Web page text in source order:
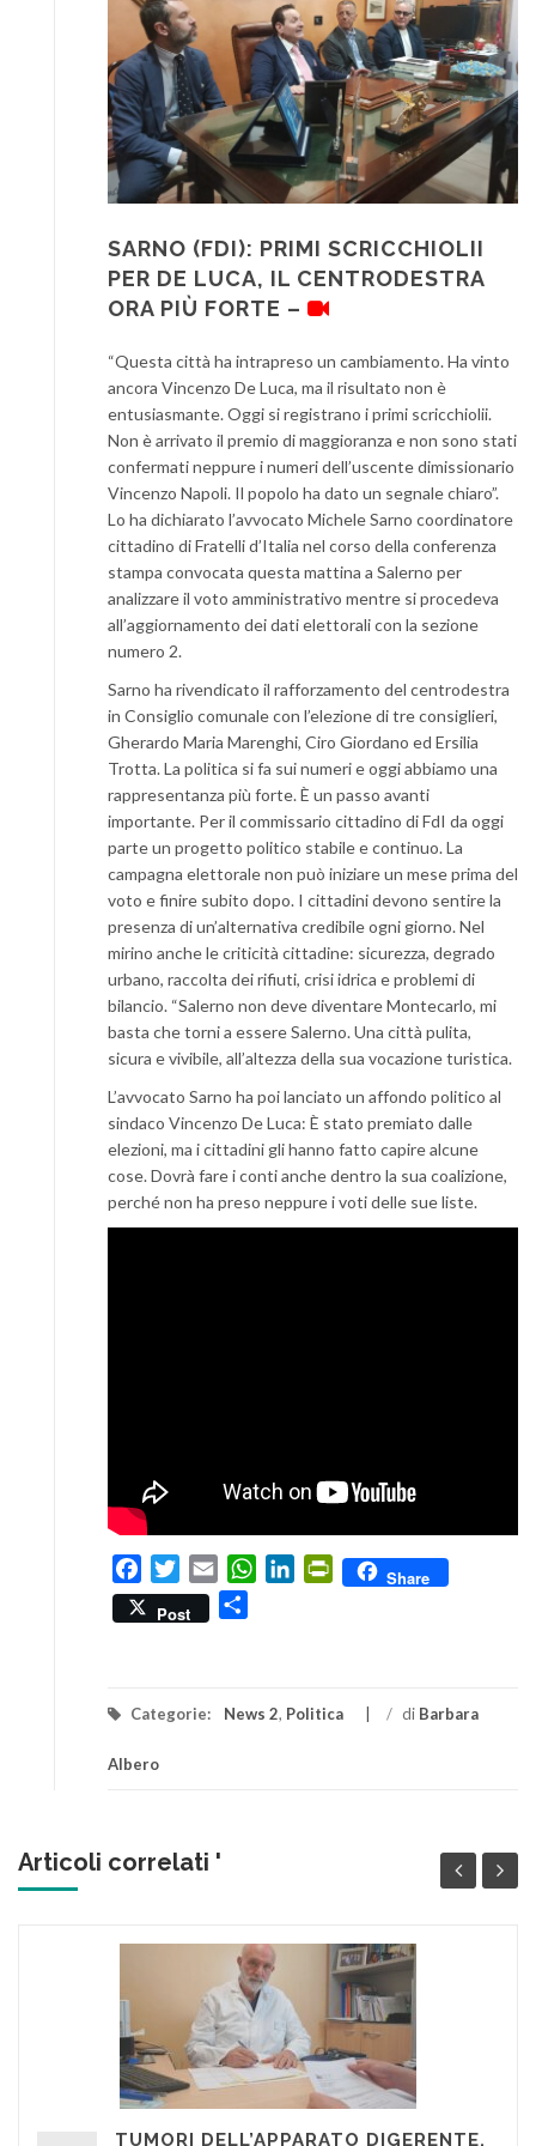
SARNO (FDI): PRIMI SCRICCHIOLII
PER DE LUCA, IL CENTRODESTRA
ORA PIÙ FORTE –
“Questa città ha intrapreso un cambiamento. Ha vinto
ancora Vincenzo De Luca, ma il risultato non è
entusiasmante. Oggi si registrano i primi scricchiolii.
Non è arrivato il premio di maggioranza e non sono stati
confermati neppure i numeri dell’uscente dimissionario
Vincenzo Napoli. Il popolo ha dato un segnale chiaro”.
Lo ha dichiarato l’avvocato Michele Sarno coordinatore
cittadino di Fratelli d’Italia nel corso della conferenza
stampa convocata questa mattina a Salerno per
analizzare il voto amministrativo mentre si procedeva
all’aggiornamento dei dati elettorali con la sezione
numero 2.
Sarno ha rivendicato il rafforzamento del centrodestra
in Consiglio comunale con l’elezione di tre consiglieri,
Gherardo Maria Marenghi, Ciro Giordano ed Ersilia
Trotta. La politica si fa sui numeri e oggi abbiamo una
rappresentanza più forte. È un passo avanti
importante. Per il commissario cittadino di FdI da oggi
parte un progetto politico stabile e continuo. La
campagna elettorale non può iniziare un mese prima del
voto e finire subito dopo. I cittadini devono sentire la
presenza di un’alternativa credibile ogni giorno. Nel
mirino anche le criticità cittadine: sicurezza, degrado
urbano, raccolta dei rifiuti, crisi idrica e problemi di
bilancio. “Salerno non deve diventare Montecarlo, mi
basta che torni a essere Salerno. Una città pulita,
sicura e vivibile, all’altezza della sua vocazione turistica.
L’avvocato Sarno ha poi lanciato un affondo politico al
sindaco Vincenzo De Luca: È stato premiato dalle
elezioni, ma i cittadini gli hanno fatto capire alcune
cose. Dovrà fare i conti anche dentro la sua coalizione,
perché non ha preso neppure i voti delle sue liste.
FacebookTwitterEmail WhatsApp
LinkedInPrintFriendly
Share
Post
Categorie: News 2, Politica / di Barbara
Albero
Articoli correlati '
TUMORI DELL’APPARATO DIGERENTE,